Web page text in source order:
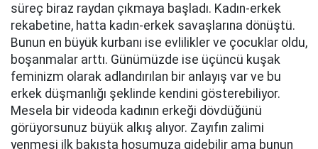
süreç biraz raydan çıkmaya başladı. Kadın-erkek
rekabetine, hatta kadın-erkek savaşlarına dönüştü.
Bunun en büyük kurbanı ise evlilikler ve çocuklar oldu,
boşanmalar arttı. Günümüzde ise üçüncü kuşak
feminizm olarak adlandırılan bir anlayış var ve bu
erkek düşmanlığı şeklinde kendini gösterebiliyor.
Mesela bir videoda kadının erkeği dövdüğünü
görüyorsunuz büyük alkış alıyor. Zayıfın zalimi
yenmesi ilk bakışta hoşumuza gidebilir ama bunun